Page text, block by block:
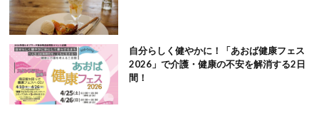
自分らしく健やかに！「あおば健康フェス
2026」で介護・健康の不安を解消する2日
間！